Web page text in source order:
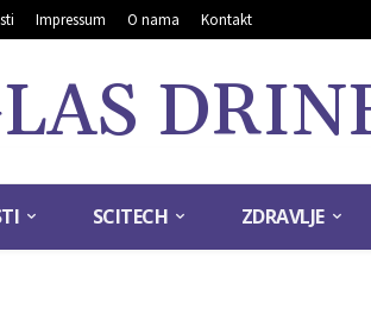
Impressum O nama Kontakt
SCITECH ZDRAVLJE